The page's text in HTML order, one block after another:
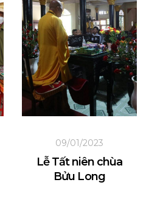
09/01/2023
Lễ Tất niên chùa
Bửu Long